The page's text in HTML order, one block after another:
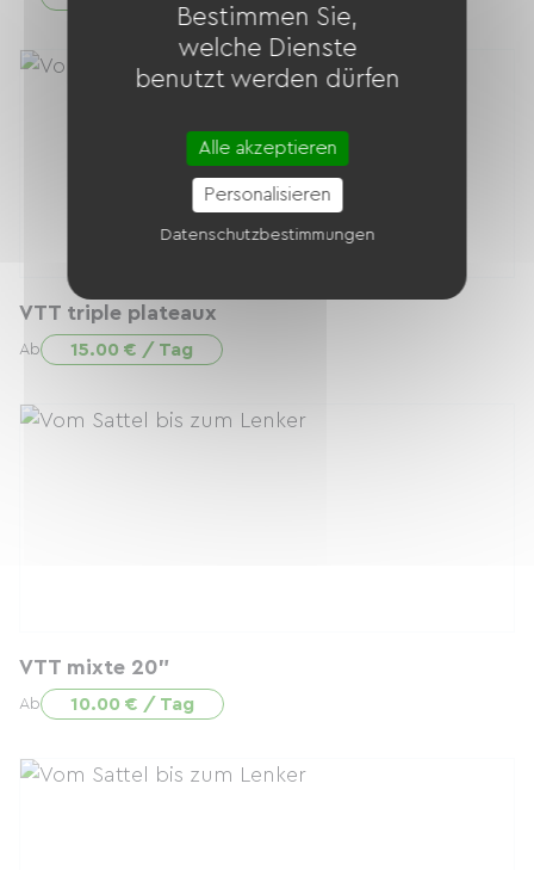
VTT triple plateaux
Ab 15.00 € / Tag
VTT mixte 20"
Ab 10.00 € / Tag
Bestimmen Sie,
welche Dienste
benutzt werden dürfen
Alle akzeptieren
Personalisieren
Datenschutzbestimmungen